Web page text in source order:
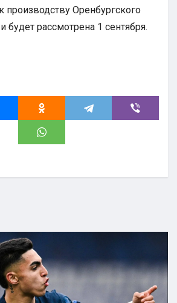
производству Оренбургского
будет рассмотрена 1 сентября.